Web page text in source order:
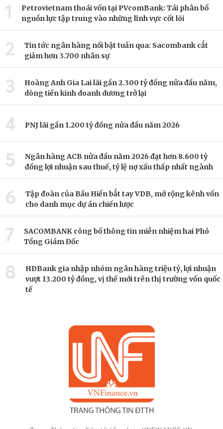
1
Petrovietnam thoái vốn tại PVcomBank: Tái phân bổ
nguồn lực tập trung vào những lĩnh vực cốt lõi
2
Tin tức ngân hàng nổi bật tuần qua: Sacombank cắt
giảm hơn 3.700 nhân sự
3
Hoàng Anh Gia Lai lãi gần 2.300 tỷ đồng nửa đầu năm,
dòng tiền kinh doanh dương trở lại
4 PNJ lãi gần 1.200 tỷ đồng nửa đầu năm 2026
5
Ngân hàng ACB nửa đầu năm 2026 đạt hơn 8.600 tỷ
đồng lợi nhuận sau thuế, tỷ lệ nợ xấu thấp nhất ngành
6
Tập đoàn của Bầu Hiển bắt tay VDB, mở rộng kênh vốn
cho danh mục dự án chiến lược
7
SACOMBANK công bố thông tin miễn nhiệm hai Phó
Tổng Giám Đốc
8
HDBank gia nhập nhóm ngân hàng triệu tỷ, lợi nhuận
vượt 13.200 tỷ đồng, vị thế mới trên thị trường vốn quốc
tế